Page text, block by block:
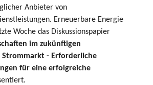
Anbieter von
Erneuerbare Energie
Woche das Diskussionspapier
im zukünftigen
Strommarkt - Erforderliche
für eine erfolgreiche